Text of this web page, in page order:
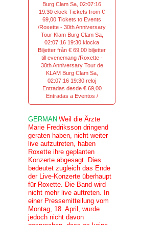
Burg Clam Sa, 02:07:16
19:30 clock Tickets from €
69,00 Tickets to Events
/Roxette - 30th Anniversary
Tour Klam Burg Clam Sa,
02:07:16 19:30 klocka
Biljetter från € 69,00 biljetter
till evenemang /Roxette -
30th Anniversary Tour de
KLAM Burg Clam Sa,
02:07:16 19:30 reloj
Entradas desde € 69,00
Entradas a Eventos /
GERMAN Weil die Ärzte
Marie Fredriksson dringend
geraten haben, nicht weiter
live aufzutreten, haben
Roxette ihre geplanten
Konzerte abgesagt. Dies
bedeutet zugleich das Ende
der Live-Konzerte überhaupt
für Roxette. Die Band wird
nicht mehr live auftreten. In
einer Pressemitteilung vom
Montag, 18. April, wurde
jedoch nicht davon